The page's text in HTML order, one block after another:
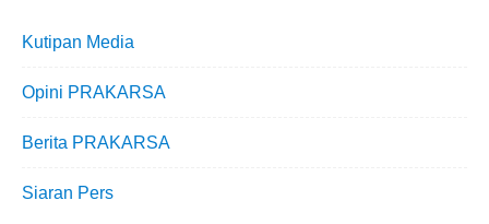
Kutipan Media
Opini PRAKARSA
Berita PRAKARSA
Siaran Pers